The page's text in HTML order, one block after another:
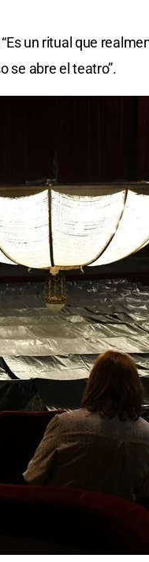
un ritual que
se abre el teatro”.